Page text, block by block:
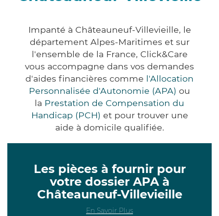
Impanté à Châteauneuf-Villevieille, le
département Alpes-Maritimes et sur
l'ensemble de la France, Click&Care
vous accompagne dans vos demandes
d'aides financières comme l'Allocation
Personnalisée d'Autonomie (APA) ou
la Prestation de Compensation du
Handicap (PCH) et pour trouver une
aide à domicile qualifiée.
Les pièces à fournir pour
votre dossier APA à
Châteauneuf-Villevieille
En Savoir Plus